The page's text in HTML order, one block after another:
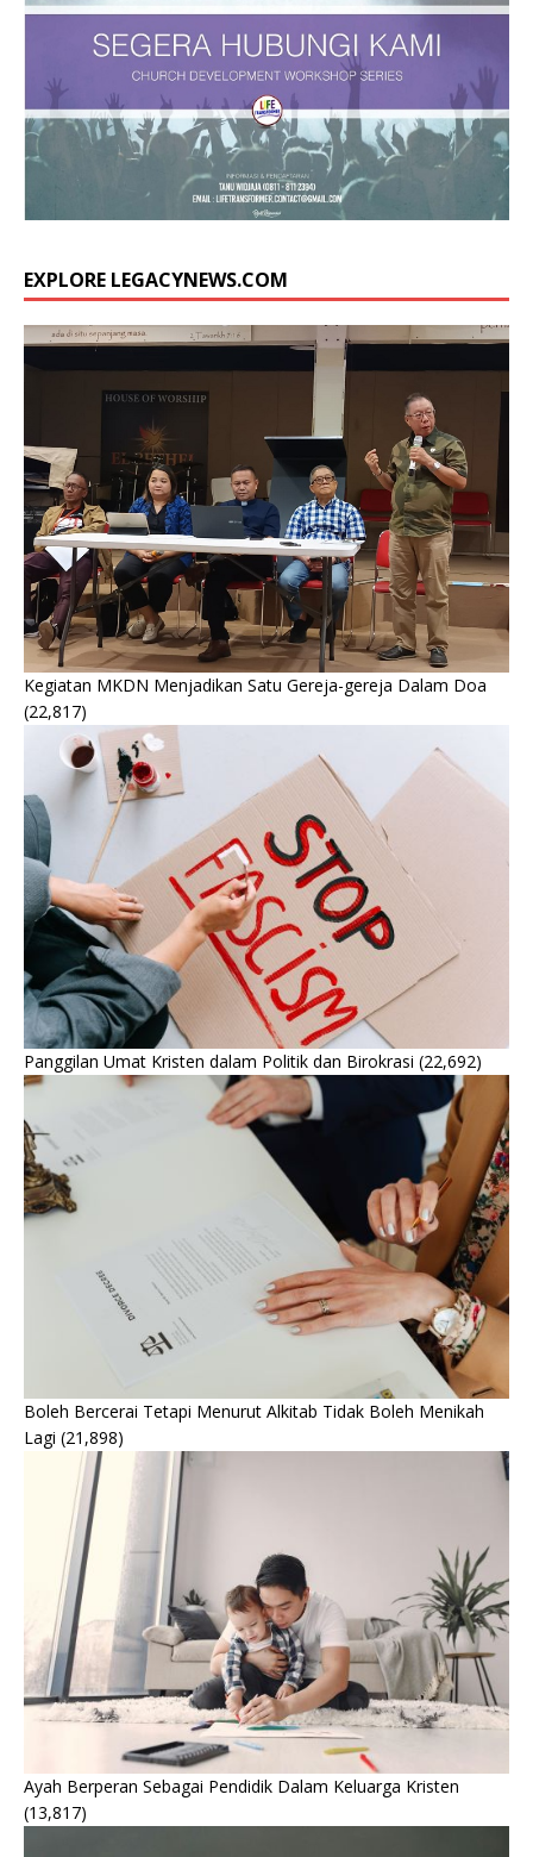
EXPLORE LEGACYNEWS.COM
Kegiatan MKDN Menjadikan Satu Gereja-gereja Dalam Doa
(22,817)
Panggilan Umat Kristen dalam Politik dan Birokrasi (22,692)
Boleh Bercerai Tetapi Menurut Alkitab Tidak Boleh Menikah
Lagi (21,898)
Ayah Berperan Sebagai Pendidik Dalam Keluarga Kristen
(13,817)